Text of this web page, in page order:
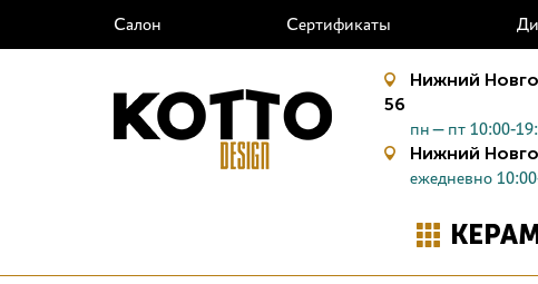
Салон Сертификаты
Нижний
56
пн—пт 10:00-
Нижний
ежедневно